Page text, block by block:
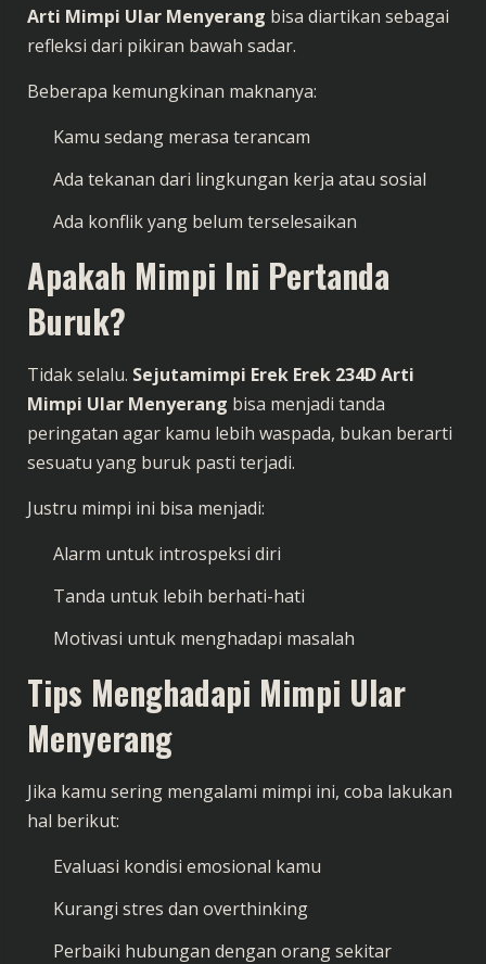
Arti Mimpi Ular Menyerang bisa diartikan sebagai
refleksi dari pikiran bawah sadar.
Beberapa kemungkinan maknanya:
Kamu sedang merasa terancam
Ada tekanan dari lingkungan kerja atau sosial
Ada konflik yang belum terselesaikan
Apakah Mimpi Ini Pertanda
Buruk?
Tidak selalu. Sejutamimpi Erek Erek 234D Arti
Mimpi Ular Menyerang bisa menjadi tanda
peringatan agar kamu lebih waspada, bukan berarti
sesuatu yang buruk pasti terjadi.
Justru mimpi ini bisa menjadi:
Alarm untuk introspeksi diri
Tanda untuk lebih berhati-hati
Motivasi untuk menghadapi masalah
Tips Menghadapi Mimpi Ular
Menyerang
Jika kamu sering mengalami mimpi ini, coba lakukan
hal berikut:
Evaluasi kondisi emosional kamu
Kurangi stres dan overthinking
Perbaiki hubungan dengan orang sekitar